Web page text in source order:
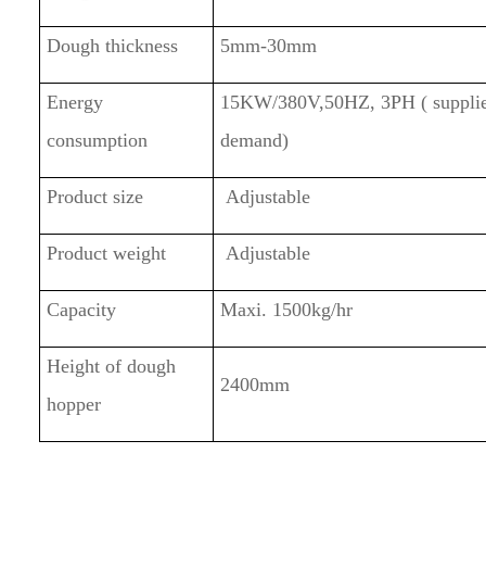
Dough thickness 5mm-30mm
Energy
consumption
1 5KW/380V,50HZ, 3PH (
demand)
Product size Adjustable
Product weight Adjustable
Capacity Maxi. 1500kg/hr
Height of dough
hopper
2400mm